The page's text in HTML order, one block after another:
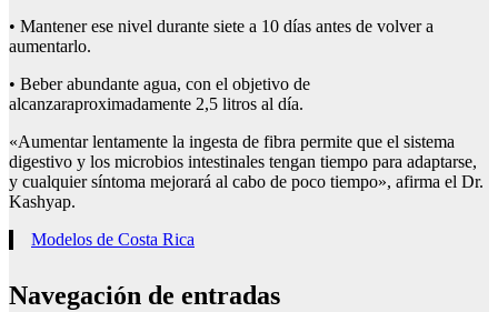
• Mantener ese nivel durante siete a 10 días antes de volver a
aumentarlo.
• Beber abundante agua, con el objetivo de
alcanzaraproximadamente 2,5 litros al día.
«Aumentar lentamente la ingesta de fibra permite que el sistema
digestivo y los microbios intestinales tengan tiempo para adaptarse,
y cualquier síntoma mejorará al cabo de poco tiempo», afirma el Dr.
Kashyap.
Modelos de Costa Rica
Navegación de entradas